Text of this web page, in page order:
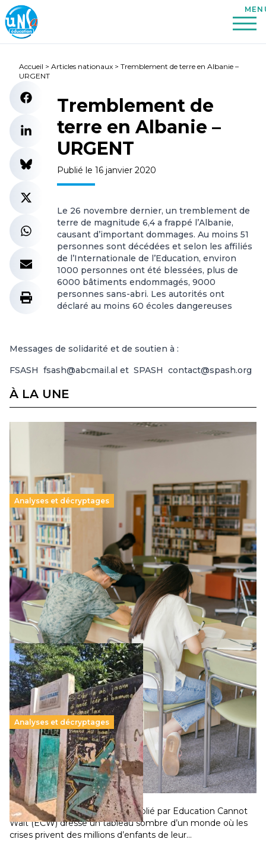
Accueil > Articles nationaux > Tremblement de terre en Albanie –
URGENT
Tremblement de
terre en Albanie –
URGENT
Publié le 16 janvier 2020
Le 26 novembre dernier, un tremblement de
terre de magnitude 6,4 a frappé l’Albanie,
causant d’important dommages. Au moins 51
personnes sont décédées et selon les affiliés
de l’Internationale de l’Education, environ
1000 personnes ont été blessées, plus de
6000 bâtiments endommagés, 9000
personnes sans-abri. Les autorités ont
déclaré au moins 60 écoles dangereuses
Messages de solidarité et de soutien à :
FSASH fsash@abcmail.al et SPASH contact@spash.org
À LA UNE
Analyses et décryptages
Supérieur privé : une dérive qui met à mal la
promesse républicaine
11 juillet 2026-
Le projet de loi sur la régulation de l’enseignement
supérieur privé met en lumière l’amplification d’un système
qui relègue l’acte pédagogique au superfétatoire, voire à…
Lire la suite →
Analyses et décryptages
258 millions d’enfants victimes de la guerre, des
chocs climatiques et des déplacements de
population
11 juillet 2026- National
Un nouveau rapport mondial publié par Education Cannot
Wait (ECW) dresse un tableau sombre d’un monde où les
crises privent des millions d’enfants de leur…